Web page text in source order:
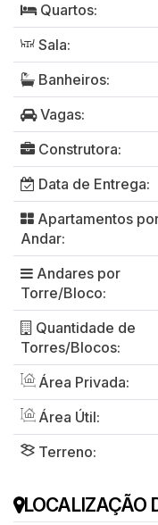
Quartos:
Sala:
Banheiros:
Vagas:
Construtora:
Data de Entrega:
Apartamentos
Andar:
Andares por
Torre/Bloco:
Quantidade de
Torres/Blocos:
Área Privada:
Área Útil:
Terreno:
LOCALIZAÇÃO